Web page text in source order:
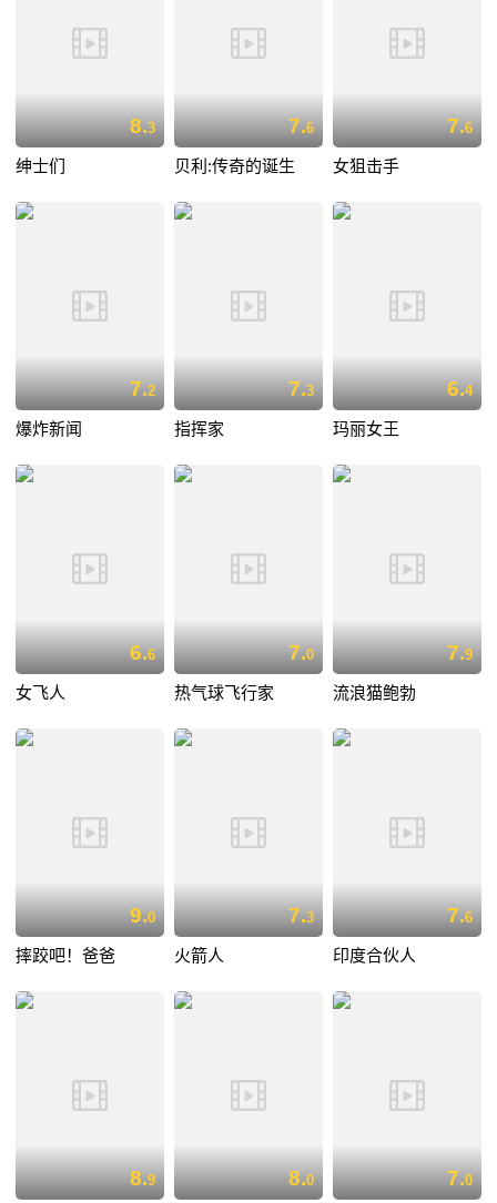
8.3
绅士们
7.6
贝利:传奇的诞生
7.6
女狙击手
7.2
爆炸新闻
7.3
指挥家
6.4
玛丽女王
6.6
女飞人
7.0
热气球飞行家
7.9
流浪猫鲍勃
9.0
摔跤吧！爸爸
7.3
火箭人
7.6
印度合伙人
8.9 8.0 7.0